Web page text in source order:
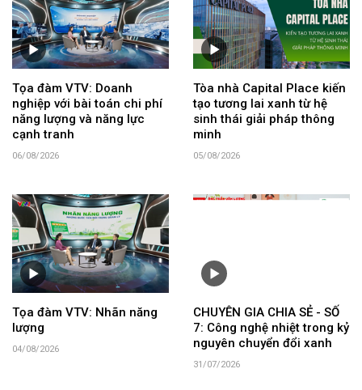
Tọa đàm VTV: Doanh
nghiệp với bài toán chi phí
năng lượng và năng lực
cạnh tranh
06/08/2026
Tòa nhà Capital Place kiến
tạo tương lai xanh từ hệ
sinh thái giải pháp thông
minh
05/08/2026
Tọa đàm VTV: Nhãn năng
lượng
04/08/2026
CHUYÊN GIA CHIA SẺ - SỐ
7: Công nghệ nhiệt trong kỷ
nguyên chuyển đổi xanh
31/07/2026